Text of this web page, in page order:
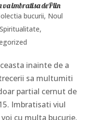
va imbratisa dePlin
bucurii, Noul
Spiritualitate,
inainte de a
sa multumiti
partial cernut de
Imbratisati viul
cu multa bucurie.